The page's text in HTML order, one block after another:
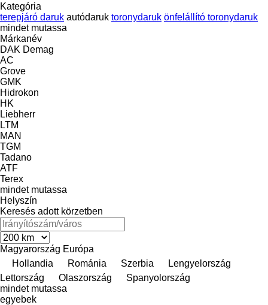
Kategória
terepjáró daruk autódaruk toronydaruk önfelállító toronydaruk
mindet mutassa
Márkanév
DAK Demag
AC
Grove
GMK
Hidrokon
HK
Liebherr
LTM
MAN
TGM
Tadano
ATF
Terex
mindet mutassa
Helyszín
Keresés adott körzetben
Magyarország Európa
Hollandia
Románia Szerbia
Lengyelország
Lettország
Olaszország
Spanyolország
mindet mutassa
egyebek